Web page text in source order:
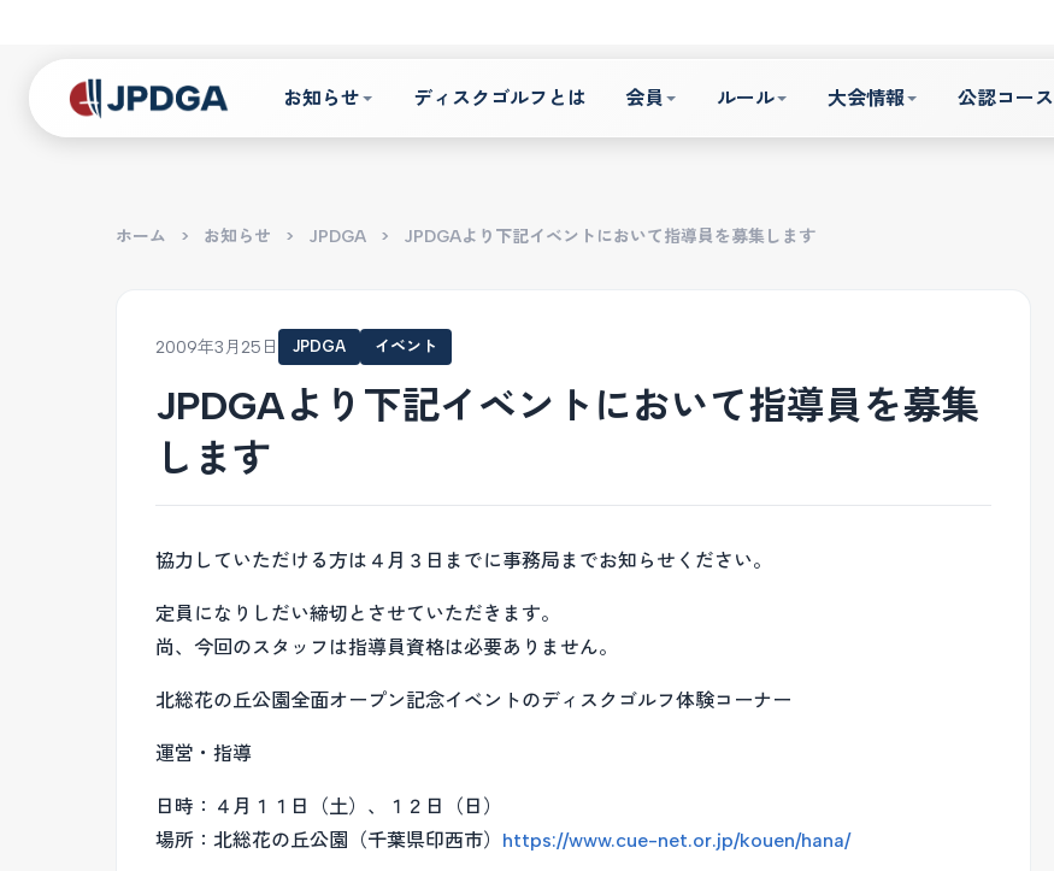
お知らせ ディスクゴルフとは 会員 ルール 大会情報 公認コース
ホーム > お知らせ > JPDGA > JPDGAより下記イベントにおいて指導員を募集します
2009年3月25日 JPDGA イベント
JPDGAより下記イベントにおいて指導員を募集
します
協力していただける方は４月３日までに事務局までお知らせください。
定員になりしだい締切とさせていただきます。
尚、今回のスタッフは指導員資格は必要ありません。
北総花の丘公園全面オープン記念イベントのディスクゴルフ体験コーナー
運営・指導
日時：４月１１日（土）、１２日（日）
場所：北総花の丘公園（千葉県印西市） https://www.cue-net.or.jp/kouen/hana/